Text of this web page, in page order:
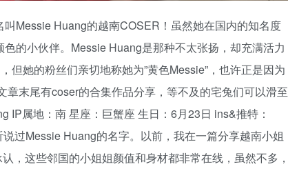
Messie Huang的越南COSER！虽然她在国内的知名度
的小伙伴。Messie Huang是那种不太张扬，却充满活力
她的粉丝们亲切地称她为”黄色Messie”，也许正是因为
章末尾有coser的合集作品分享，等不及的宅兔们可以滑至
IP属地：南 星座：巨蟹座 生日：6月23日 ins&推特：
过Messie Huang的名字。以前，我在一篇分享越南小姐
，这些邻国的小姐姐颜值和身材都非常在线，虽然不多